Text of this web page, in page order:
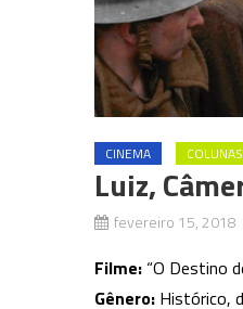
CINEMA COLUNAS
Luiz,
fevereiro 15, 2018
Filme: “O Destino
Gênero: Histórico,